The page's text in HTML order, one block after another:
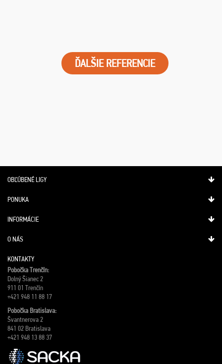
ĎALŠIE REFERENCIE
OBĽÚBENÉ LIGY
PONUKA
INFORMÁCIE
O NÁS
KONTAKTY
Pobočka Trenčín:
Dolný Šianec 2
911 01 Trenčín
+421 948 11 88 17
Pobočka Bratislava:
Švantnerova 2
841 02 Bratislava
+421 948 13 88 37